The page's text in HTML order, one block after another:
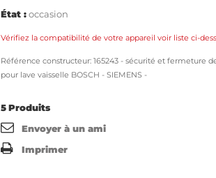
État :occasion
Vérifiez la compatibilité de votre appareil voir liste ci-
Référence constructeur: 165243 - sécurité et fermeture
pour lave vaisselle BOSCH - SIEMENS -
5Produits
Envoyer à un ami
Imprimer